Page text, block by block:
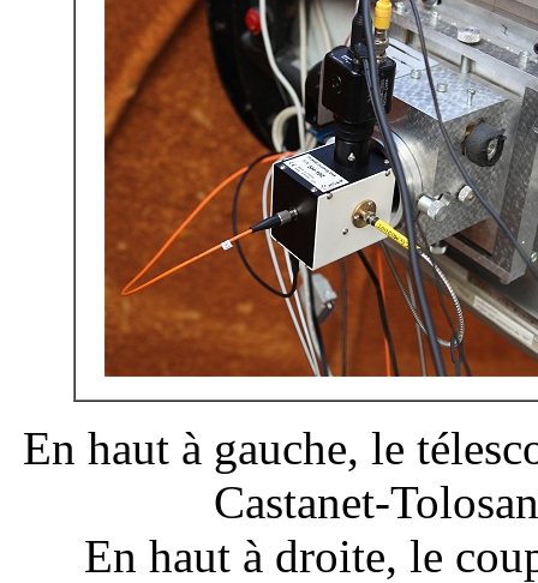
En haut à gauche, le
Castanet-
En haut à droite, le